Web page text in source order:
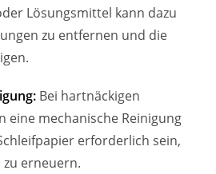
Lösungsmittel kann dazu
zu entfernen und die
Bei hartnäckigen
eine mechanische Reinigung
erforderlich sein,
erneuern.